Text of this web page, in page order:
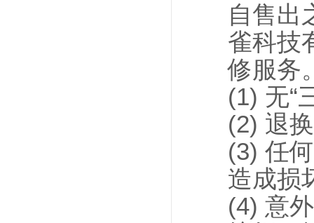
自售出
雀科技
修服务
(1) 无“
(2) 退
(3) 任
造成损
(4) 意